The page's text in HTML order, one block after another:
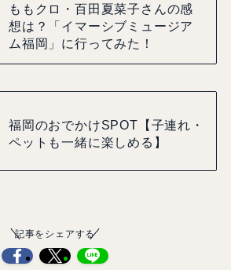
ももクロ・百田夏菜子さんの感
想は？「イマーシブミュージア
ム福岡」に行ってみた！
福岡のおでかけSPOT【子連れ・
ペットも一緒に楽しめる】
記事をシェアする